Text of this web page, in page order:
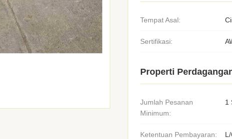
Tempat Asal:
Sertifikasi:
Properti
Jumlah Pesanan
Minimum:
1
Ketentuan Pembayaran: